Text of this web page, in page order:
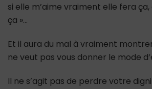
si elle m’aime vraiment elle fera
ça »…
Et il aura du mal à vraiment
ne veut pas vous donner le mode
Il ne s’agit pas de perdre votre